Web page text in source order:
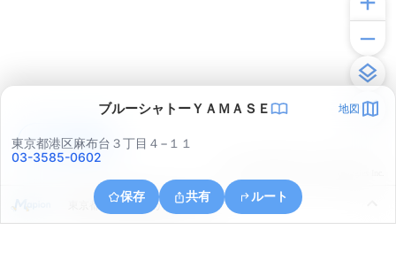
ブルーシャトーＹＡＭＡＳＥ 地図
東京都港区麻布台３丁目４−１１
03-3585-0602
保存 共有 ルート
東京都千代田区霞が関２丁目２
アプリで見る